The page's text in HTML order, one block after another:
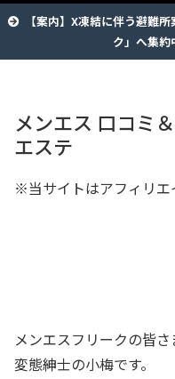
【案内】X凍結に伴う避難
ク」へ集約
メンエス 口コミ
エステ
※当サイトはアフィリエ
メンエスフリークの皆さ
変態紳士の小梅です。